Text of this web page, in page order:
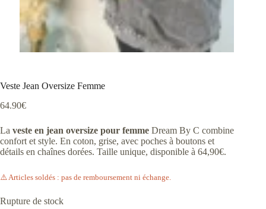
Veste Jean Oversize Femme
64.90€
La veste en jean oversize pour femme Dream By C combine
confort et style. En coton, grise, avec poches à boutons et
détails en chaînes dorées. Taille unique, disponible à 64,90€.
⚠️ Articles soldés : pas de remboursement ni échange.
Rupture de stock